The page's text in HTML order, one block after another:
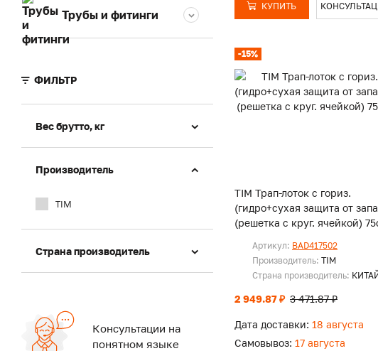
Трубы и фитинги
ФИЛЬТР
Вес брутто, кг
Производитель
TIM
Страна производитель
Консультации на
понятном языке
КУПИТЬ
-15%
TIM Трап-лоток с гориз.
(гидро+сухая защита от
(решетка с круг. ячейкой)
Артикул: BAD417502
Производитель: TIM
Страна производитель:
2 949.87 ₽ 3 471.87 ₽
Дата доставки: 18 августа
Самовывоз: 17 августа